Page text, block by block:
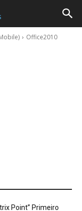
Office2010
Point” Primeiro